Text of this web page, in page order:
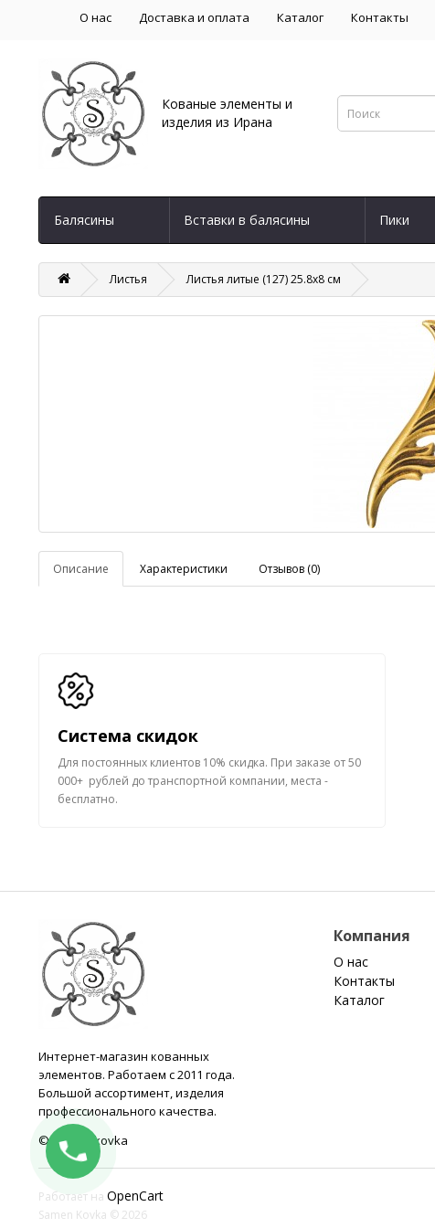
О нас Доставка и оплата Каталог Контакты
Кованые элементы и
изделия из Ирана
Балясины Вставки в балясины Пики
Листья Листья литые (127) 25.8х8 см
Описание Характеристики Отзывов (0)
Система скидок
Для постоянных клиентов 10% скидка. При заказе от 50
000+ рублей до транспортной компании, места -
бесплатно.
Интернет-магазин кованных
элементов. Работаем с 2011 года.
Большой ассортимент, изделия
профессионального качества.
© samen-kovka
Компания
О нас
Контакты
Каталог
Работает на OpenCart
Samen Kovka © 2026